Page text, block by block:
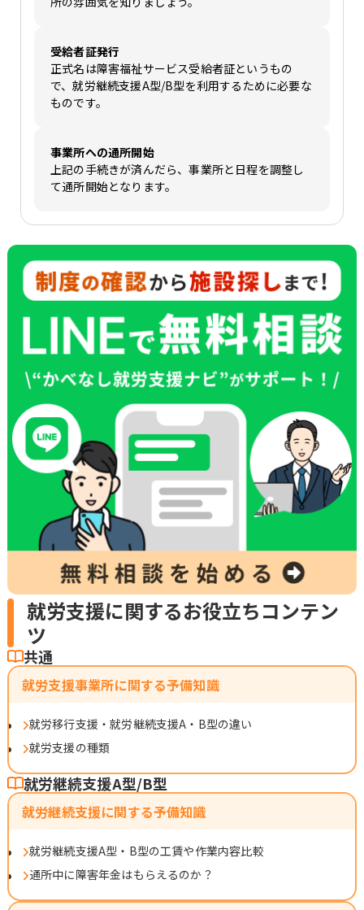
受給者証発行
正式名は障害福祉サービス受給者証というもの
で、就労継続支援A型/B型を利用するために必要な
ものです。
事業所への通所開始
上記の手続きが済んだら、事業所と日程を調整し
て通所開始となります。
就労支援に関するお役立ちコンテン
ツ
共通
就労支援事業所に関する予備知識
就労移行支援・就労継続支援A・B型の違い
就労支援の種類
就労継続支援A型/B型
就労継続支援に関する予備知識
就労継続支援A型・B型の工賃や作業内容比較
通所中に障害年金はもらえるのか？